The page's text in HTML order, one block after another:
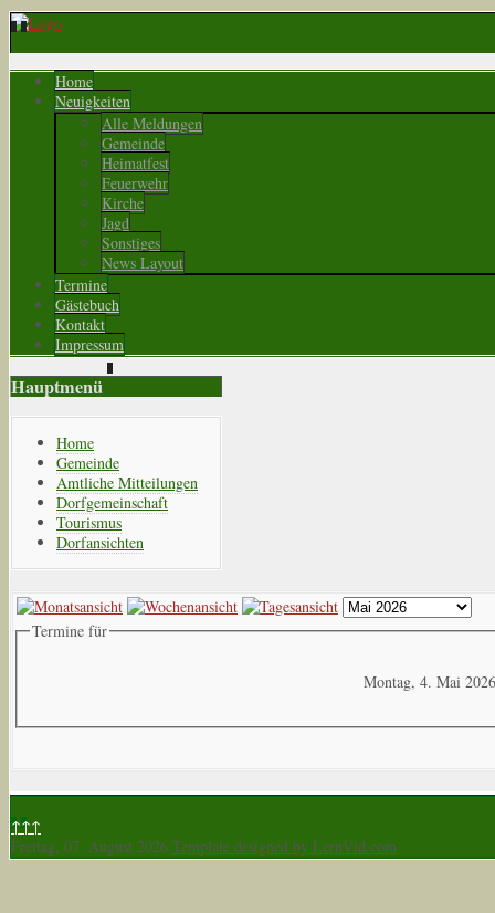
Home
Neuigkeiten
Alle Meldungen
Gemeinde
Heimatfest
Feuerwehr
Kirche
Jagd
Sonstiges
News Layout
Termine
Gästebuch
Kontakt
Impressum
Hauptmenü
Home
Gemeinde
Amtliche Mitteilungen
Dorfgemeinschaft
Tourismus
Dorfansichten
Termine für
Montag, 4. Mai 2026
↑↑↑
Freitag, 07. August 2026 Template designed by LernVid.com